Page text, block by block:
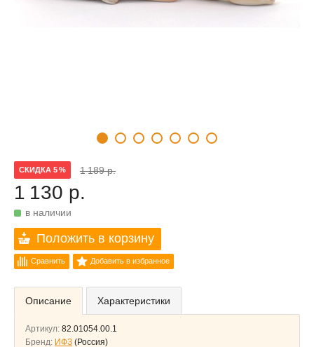
СКИДКА 5 % 1 189 р.
1 130 р.
в наличии
Положить в корзину
Сравнить Добавить в избранное
Описание Характеристики
Артикул: 82.01054.00.1
Бренд: ИФЗ (Россия)